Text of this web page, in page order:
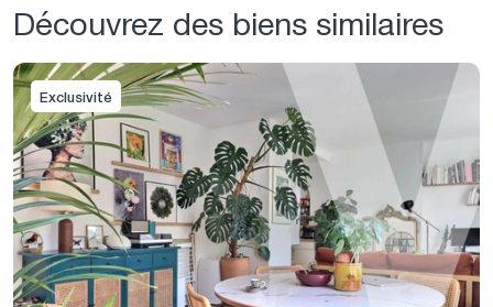
Découvrez des biens similaires
Exclusivité